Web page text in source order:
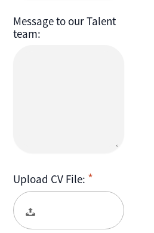
Message to our Talent
team:
Upload CV File: